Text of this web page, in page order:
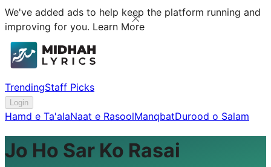
We've added ads to help keep the platform running and
improving for you. Learn More
TrendingStaff Picks
Login
Hamd e Ta'alaNaat e RasoolManqbatDurood o Salam
Jo Ho Sar Ko Rasai